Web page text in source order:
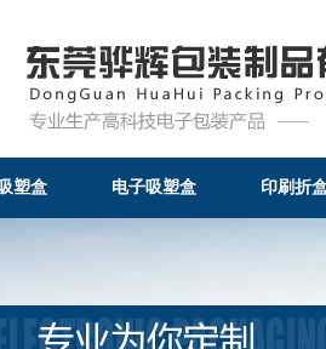
泛应用-行业新闻-东
塑盒 电子吸塑盒 印刷折